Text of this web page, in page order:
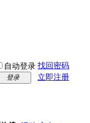
自动登录 找回密码
登录
立即注册